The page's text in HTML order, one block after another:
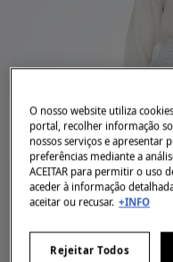
O nosso website utiliza
portal, recolher informação
nossos serviços e apresentar
preferências mediante a
ACEITAR para permitir o uso
aceder à informação
aceitar ou recusar. +INFO
Rejeitar Todos